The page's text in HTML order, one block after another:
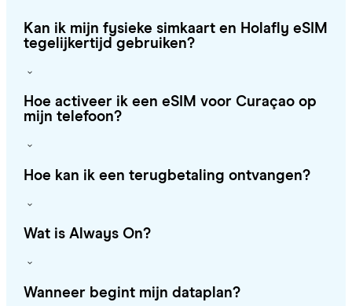
Kan ik mijn fysieke simkaart en Holafly eSIM
tegelijkertijd gebruiken?
Hoe activeer ik een eSIM voor Curaçao op
mijn telefoon?
Hoe kan ik een terugbetaling ontvangen?
Wat is Always On?
Wanneer begint mijn dataplan?